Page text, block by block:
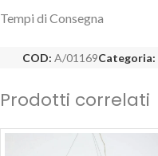
Tempi di Consegna
COD: A/01169Categoria:
Prodotti correlati